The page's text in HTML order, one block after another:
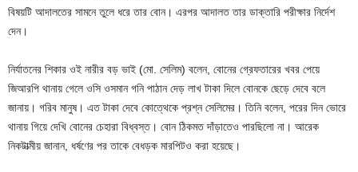
বিষয়টি আদালতের সামনে তুলে ধরে তার বোন। এরপর আদালত তার ডাক্তারি পরীক্ষার নির্দেশ
দেন।
নির্যাতনের শিকার ওই নারীর বড় ভাই (মো. সেলিম) বলেন, বোনের গ্রেফতারের খবর পেয়ে
জিআরপি থানায় গেলে ওসি ওসমান গনি পাঠান দেড় লাখ টাকা দিলে বোনকে ছেড়ে দেবে বলে
জানায়। গরিব মানুষ। এত টাকা দেবে কোত্থেকে প্রশ্ন সেলিমের। তিনি বলেন, পরের দিন ভোরে
থানায় গিয়ে দেখি বোনের চেহারা বিধ্বস্ত। বোন ঠিকমত দাঁড়াতেও পারছিলো না। আরেক
নিকটাত্মীয় জানান, ধর্ষণের পর তাকে বেধড়ক মারপিটও করা হয়েছে।